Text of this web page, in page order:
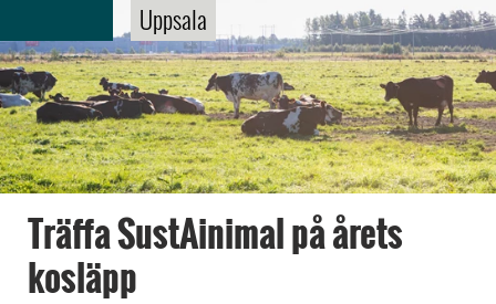
Uppsala
Träffa SustAinimal på årets
kosläpp